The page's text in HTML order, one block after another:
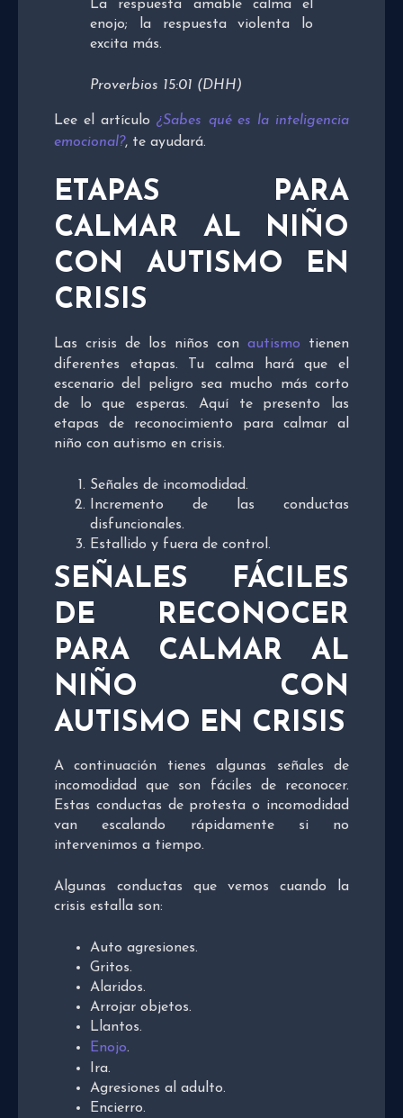
La respuesta amable calma el
enojo; la respuesta violenta lo
excita más.
Proverbios 15:01 (DHH)
Lee el artículo¿Sabes qué es la inteligencia
emocional?, te ayudará.
ETAPAS PARA
CALMAR AL NIÑO
CON AUTISMO EN
CRISIS
Las crisis de los niños con autismo tienen
diferentes etapas. Tu calma hará que el
escenario del peligro sea mucho más corto
de lo que esperas. Aquí te presento las
etapas de reconocimiento para calmar al
niño con autismo en crisis.
Señales de incomodidad.
Incremento de las conductas
disfuncionales.
Estallido y fuera de control.
SEÑALES FÁCILES
DE RECONOCER
PARA CALMAR AL
NIÑO CON
AUTISMO EN CRISIS
A continuación tienes algunas señales de
incomodidad que son fáciles de reconocer.
Estas conductas de protesta o incomodidad
van escalando rápidamente si no
intervenimos a tiempo.
Algunas conductas que vemos cuando la
crisis estalla son:
Auto agresiones.
Gritos.
Alaridos.
Arrojar objetos.
Llantos.
Enojo.
Ira.
Agresiones al adulto.
Encierro.